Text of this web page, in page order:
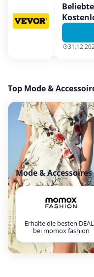
Top Mode &
Mode & Accessoires
Erhalte die besten
bei momox fashion